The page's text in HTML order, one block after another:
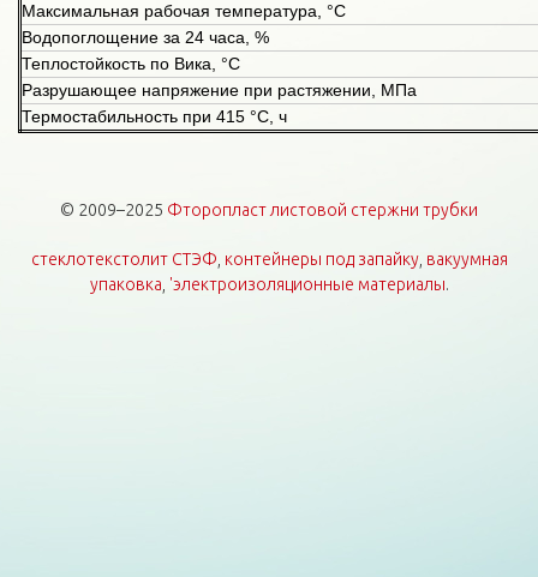
Максимальная рабочая температура, °С
Водопоглощение за 24 часа, %
Теплостойкость по Вика, °С
Разрушающее напряжение при растяжении, МПа
Термостабильность при 415 °С, ч
© 2009–2025 Фторопласт листовой стержни трубки
стеклотекстолит СТЭФ, контейнеры под запайку, вакуумная
упаковка, 'электроизоляционные материалы.